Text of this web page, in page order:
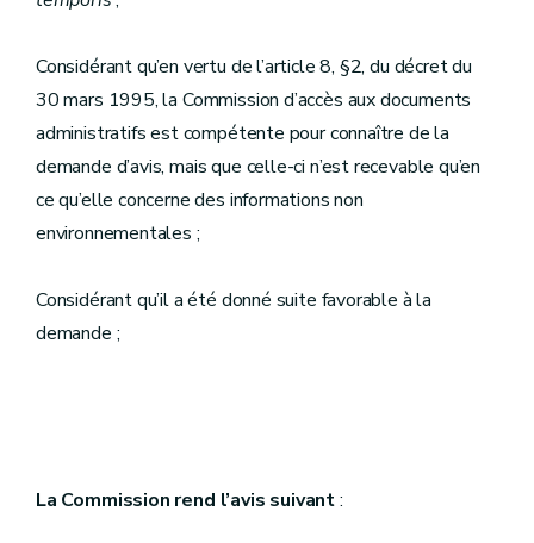
Considérant qu’en vertu de l’article 8, §2, du décret du
30 mars 1995, la Commission d’accès aux documents
administratifs est compétente pour connaître de la
demande d’avis, mais que celle-ci n’est recevable qu’en
ce qu’elle concerne des informations non
environnementales ;
Considérant qu’il a été donné suite favorable à la
demande ;
La Commission rend l’avis suivant: